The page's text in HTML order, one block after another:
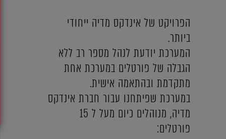
הפרויקט של אינדקס מדיה ייחודי
ביותר.
המערכת יודעת לנהל מספר רב ללא
הגבלה של פורטלים במערכת אחת
מתקדמת ובהתאמה אישית.
במערכת שפיתחנו עבור חברת אינדקס
מדיה, מנוהלים כיום מעל ל 15
פורטלים: